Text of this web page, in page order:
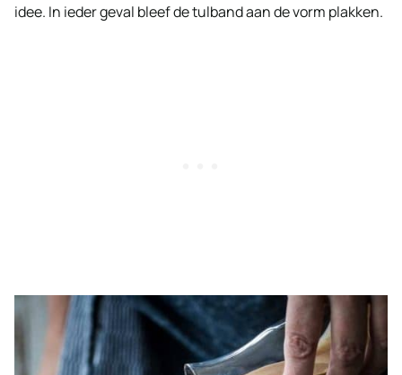
idee. In ieder geval bleef de tulband aan de vorm plakken.